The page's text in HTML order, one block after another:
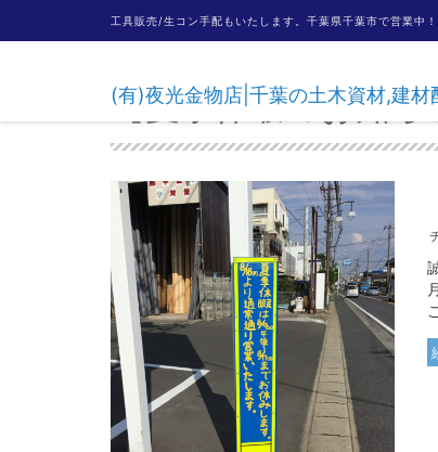
工具販売/生コン手配もいたします。千葉県千葉市で営業中！
(有)夜光金物店|千葉の土木資材,建材
【夏季休暇のお知ら